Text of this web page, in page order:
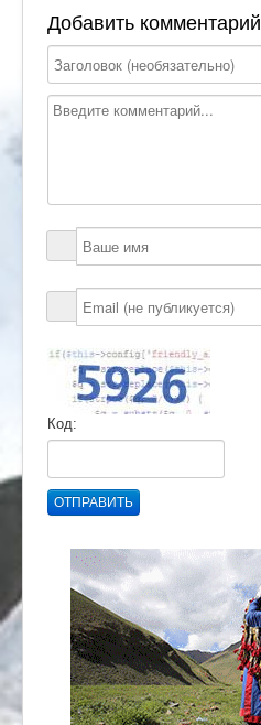
Добавить комментарий
Код:
ОТПРАВИТЬ